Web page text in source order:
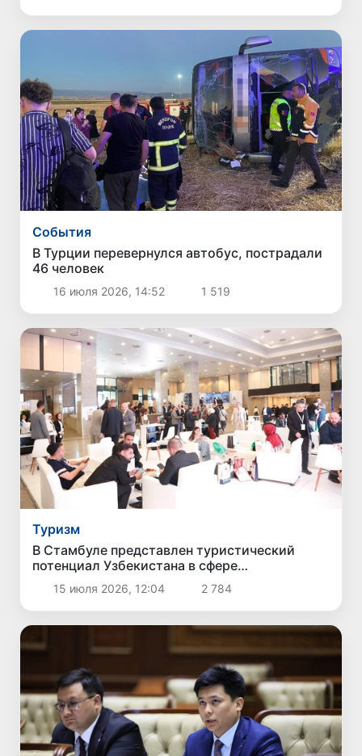
Cобытия
В Турции перевернулся автобус, пострадали
46 человек
16 июля 2026, 14:52 1 519
Туризм
В Стамбуле представлен туристический
потенциал Узбекистана в сфере
паломнического туризма
15 июля 2026, 12:04 2 784